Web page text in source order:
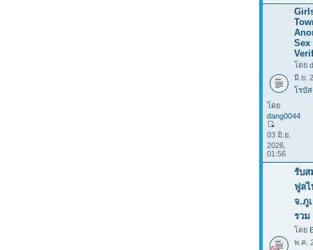
Sex
โดย
มิ.ย.
โรบั
โดย
dang0044
03 มิ.ย.
2026,
01:56
รับส
ฟูล
จ.ภู
รวม
โดย
พ.ค.